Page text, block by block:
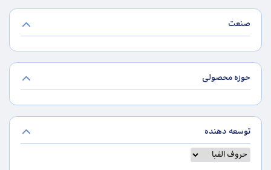
صنعت
حوزه محصولی
توسعه دهنده